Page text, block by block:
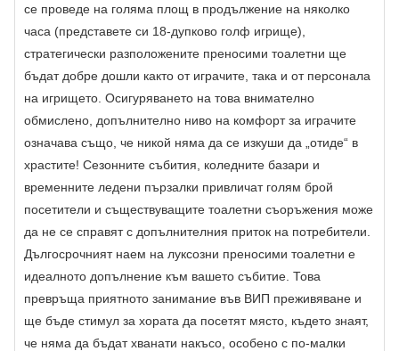
се проведе на голяма площ в продължение на няколко
часа (представете си 18-дупково голф игрище),
стратегически разположените преносими тоалетни ще
бъдат добре дошли както от играчите, така и от персонала
на игрището. Осигуряването на това внимателно
обмислено, допълнително ниво на комфорт за играчите
означава също, че никой няма да се изкуши да „отиде“ в
храстите! Сезонните събития, коледните базари и
временните ледени пързалки привличат голям брой
посетители и съществуващите тоалетни съоръжения може
да не се справят с допълнителния приток на потребители.
Дългосрочният наем на луксозни преносими тоалетни е
идеалното допълнение към вашето събитие. Това
превръща приятното занимание във ВИП преживяване и
ще бъде стимул за хората да посетят място, където знаят,
че няма да бъдат хванати накъсо, особено с по-малки